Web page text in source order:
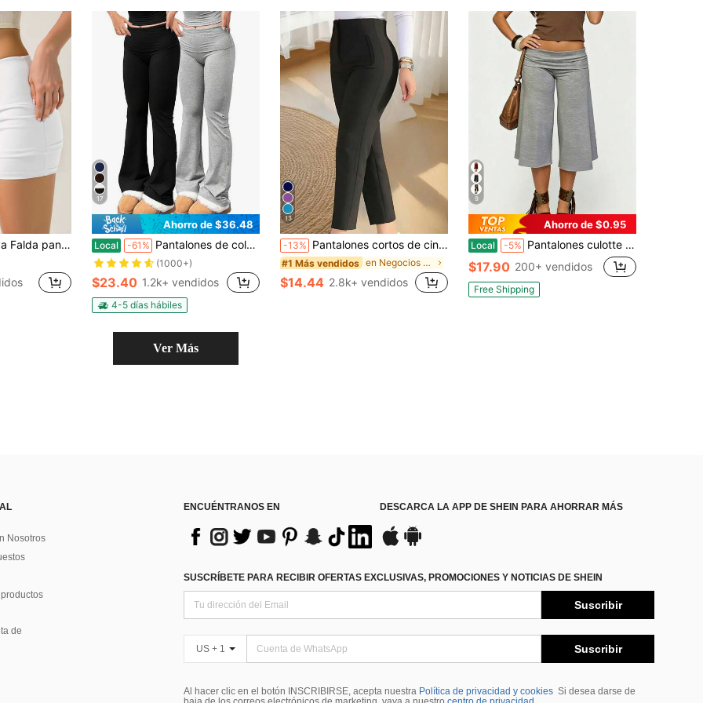
casual y versátil para uso diario para mujer
17
Ahorro de $36.48
Local -61% Pantalones de color sólido para mujer, tres conjuntos de pantalones casuales, adelgazantes, cómodos y a la moda.
(1000+)
$23.40 1.2k+ vendidos
4-5 días hábiles
13
-13% Pantalones cortos de cintura ceñida y ajuste delgado para mujer, de otoño, para ir al trabajo, de tela de punto, con cremallera y bolsillos, de elasticidad media, color negro
#1 Más vendidos en Negocios Pantalones para mujer
$14.44 2.8k+ vendidos
9
Ahorro de $0.95
Local -5% Pantalones culotte con doblez para mujer, de tiro bajo, capri con doblez, fluidos para salir, con pierna ancha, pantalones capri
$17.90 200+ vendidos
Free Shipping
Ver Más
Nosotros
de
ENCUÉNTRANOS EN DESCARCA LA APP DE SHEIN PARA AHORRAR MÁS
SUSCRÍBETE PARA RECIBIR OFERTAS EXCLUSIVAS, PROMOCIONES Y NOTICIAS DE SHEIN
Suscribir
US + 1 Suscribir
Al hacer clic en el botón INSCRIBIRSE, acepta nuestra Política de privacidad y cookies Si desea darse de